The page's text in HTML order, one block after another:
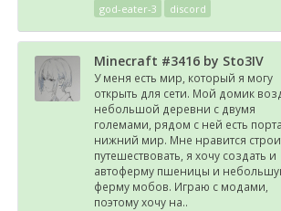
god-eater-3 discord
Minecraft #3416 by Sto3IV
У меня есть мир, который я могу
открыть для сети. Мой домик
небольшой деревни с двумя
големами, рядом с ней есть
нижний мир. Мне нравится
путешествовать, я хочу создать и
автоферму пшеницы и
ферму мобов. Играю с модами,
поэтому хочу на..